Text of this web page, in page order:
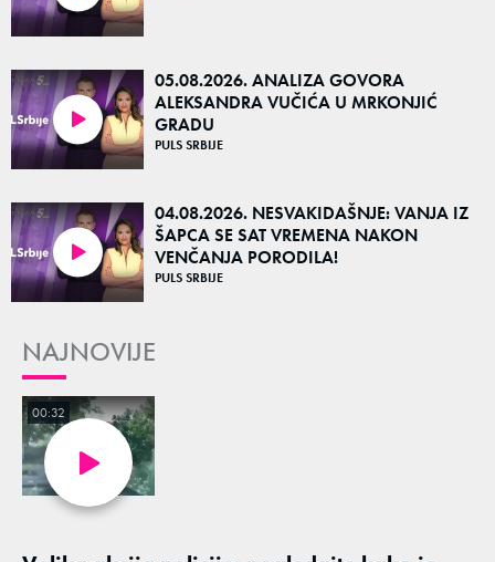
05.08.2026. ANALIZA GOVORA
ALEKSANDRA VUČIĆA U MRKONJIĆ
GRADU
PULS SRBIJE
04.08.2026. NESVAKIDAŠNJE: VANJA IZ
ŠAPCA SE SAT VREMENA NAKON
VENČANJA PORODILA!
PULS SRBIJE
NAJNOVIJE
00:32